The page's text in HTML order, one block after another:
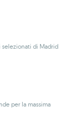
di Madrid
per la massima